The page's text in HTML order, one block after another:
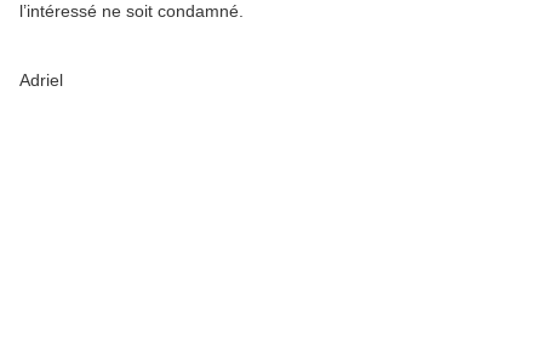
l’intéressé ne soit condamné.
Adriel